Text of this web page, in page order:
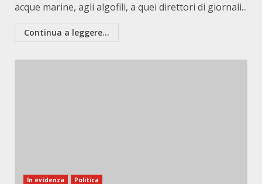
acque marine, agli algofili, a quei direttori di giornali...
Continua a leggere...
In evidenza Politica